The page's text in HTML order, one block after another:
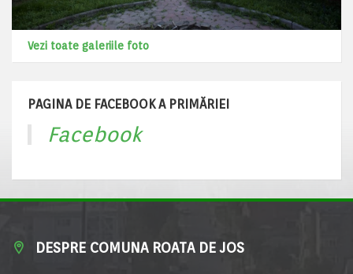
Vezi toate galeriile foto
PAGINA DE FACEBOOK A PRIMĂRIEI
Facebook
DESPRE COMUNA ROATA DE JOS